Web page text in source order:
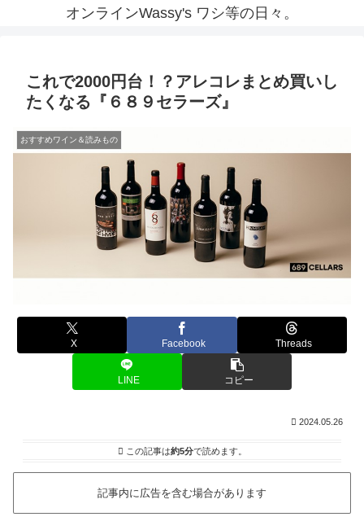
オンラインWassy's ワシ等の日々。
これで2000円台！？アレコレまとめ買いし
たくなる『６８９セラーズ』
おすすめワイン＆読みもの
X Facebook Threads
LINE コピー
2024.05.26
この記事は約5分で読めます。
記事内に広告を含む場合があります